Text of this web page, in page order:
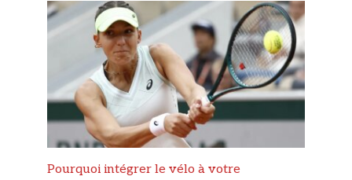
Pourquoi intégrer le vélo à votre